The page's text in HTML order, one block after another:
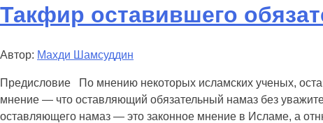
Такфир оставившего
Автор: Махди Шамсуддин
Предисловие По мнению некоторых исламских ученых,
мнение — что оставляющий обязательный намаз без
оставляющего намаз — это законное мнение в Исламе, а